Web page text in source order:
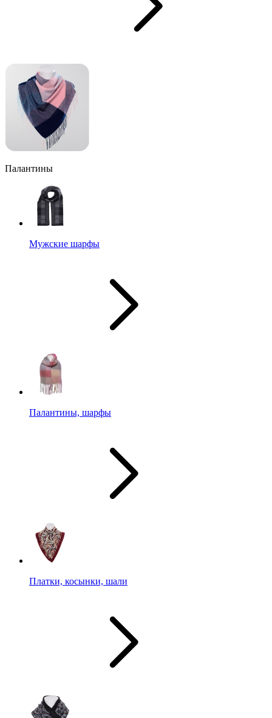
Палантины
Мужские шарфы
Палантины, шарфы
Платки, косынки, шали